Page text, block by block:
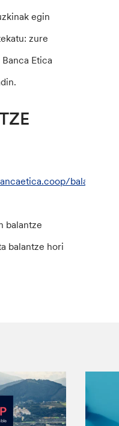
egin
zure
Etica
balance-
balantze
balantze hori